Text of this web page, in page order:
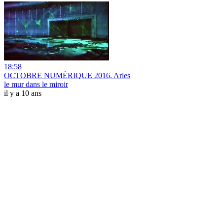
18:58
OCTOBRE NUMÉRIQUE 2016, Arles
le mur dans le miroir
il y a 10 ans